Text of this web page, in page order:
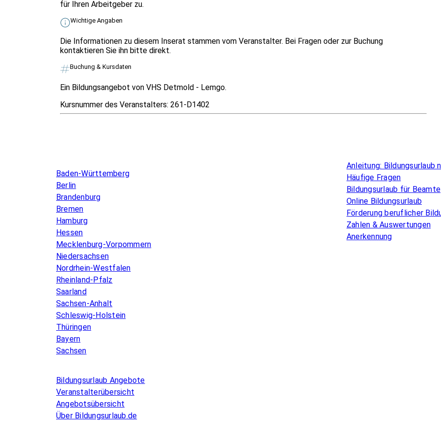
für Ihren Arbeitgeber zu.
Wichtige Angaben
Die Informationen zu diesem Inserat stammen vom Veranstalter. Bei Fragen oder zur Buchung
kontaktieren Sie ihn bitte direkt.
Buchung & Kursdaten
Ein Bildungsangebot von VHS Detmold - Lemgo.
Kursnummer des Veranstalters: 261-D1402
Baden-Württemberg
Berlin
Brandenburg
Bremen
Hamburg
Hessen
Mecklenburg-Vorpommern
Niedersachsen
Nordrhein-Westfalen
Rheinland-Pfalz
Saarland
Sachsen-Anhalt
Schleswig-Holstein
Thüringen
Bayern
Sachsen
Anleitung: Bildungsurlaub
Häufige Fragen
Bildungsurlaub für Beamte
Online Bildungsurlaub
Förderung beruflicher
Zahlen & Auswertungen
Anerkennung
Bildungsurlaub Angebote
Veranstalterübersicht
Angebotsübersicht
Über Bildungsurlaub.de